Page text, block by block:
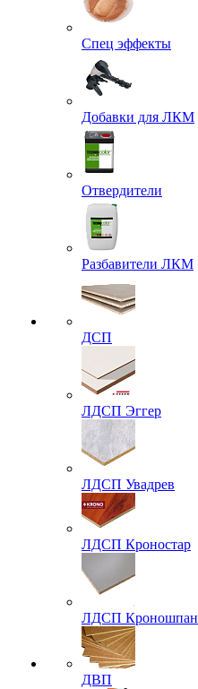
Спец эффекты
Добавки для ЛКМ
Отвердители
Разбавители ЛКМ
ДСП
ЛДСП Эггер
ЛДСП Увадрев
ЛДСП Кроностар
ЛДСП Кроношпан
ДВП